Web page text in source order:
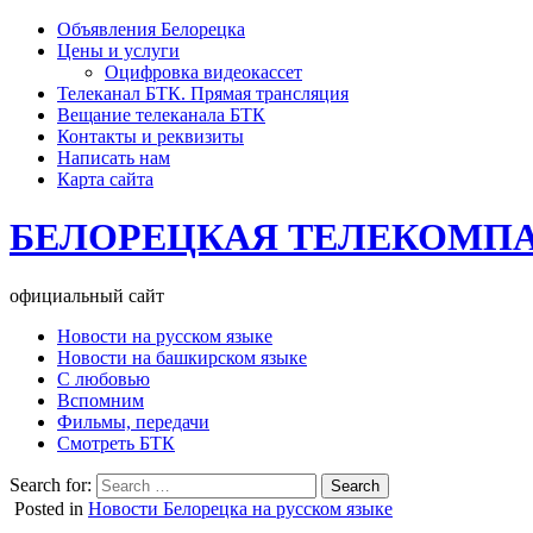
Объявления Белорецка
Цены и услуги
Оцифровка видеокассет
Телеканал БТК. Прямая трансляция
Вещание телеканала БТК
Контакты и реквизиты
Написать нам
Карта сайта
БЕЛОРЕЦКАЯ
официальный сайт
Новости на русском языке
Новости на башкирском языке
С любовью
Вспомним
Фильмы, передачи
Смотреть БТК
Search for:
Posted in Новости Белорецка на русском языке